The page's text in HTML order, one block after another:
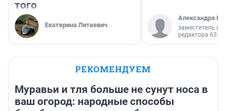
того
Екатерина Литкевич
Александра
заместитель
редактора 63.RU
РЕКОМЕНДУЕМ
Муравьи и тля больше не сунут носа в
ваш огород: народные способы